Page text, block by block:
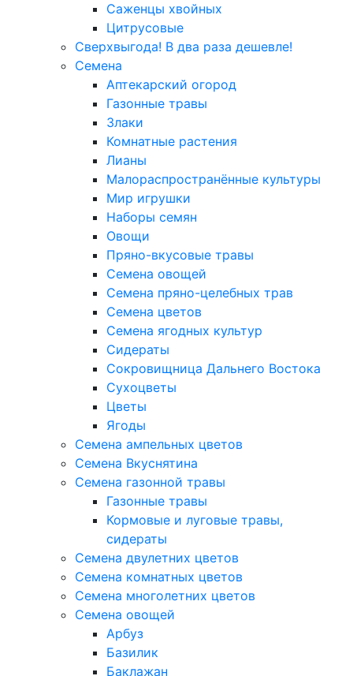
Саженцы хвойных
Цитрусовые
Сверхвыгода! В два раза дешевле!
Семена
Аптекарский огород
Газонные травы
Злаки
Комнатные растения
Лианы
Малораспространённые культуры
Мир игрушки
Наборы семян
Овощи
Пряно-вкусовые травы
Семена овощей
Семена пряно-целебных трав
Семена цветов
Семена ягодных культур
Сидераты
Сокровищница Дальнего Востока
Сухоцветы
Цветы
Ягоды
Семена ампельных цветов
Семена Вкуснятина
Семена газонной травы
Газонные травы
Кормовые и луговые травы,
сидераты
Семена двулетних цветов
Семена комнатных цветов
Семена многолетних цветов
Семена овощей
Арбуз
Базилик
Баклажан